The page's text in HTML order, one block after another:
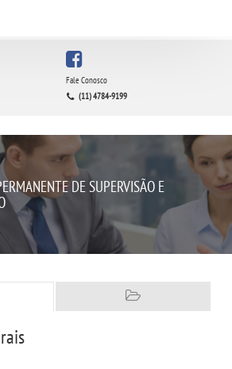
Fale Conosco
(11) 4784-9199
DE SUPERVISÃO E